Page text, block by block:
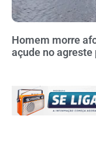
Homem morre
açude no agreste